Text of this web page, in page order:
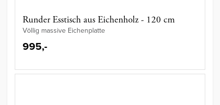
Runder Esstisch aus Eichenholz - 120 cm
Völlig massive Eichenplatte
995,-